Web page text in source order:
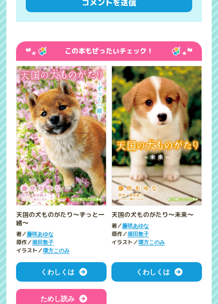
この本もぜったいチェック！
天国の犬ものがたり～ずっと一
緒～
著／藤咲あゆな
原作／堀田敦子
イラスト／環方このみ
くわしくは
ためし読み
天国の犬ものがたり～未来～
著／藤咲あゆな
原作／堀田敦子
イラスト／環方このみ
くわしくは